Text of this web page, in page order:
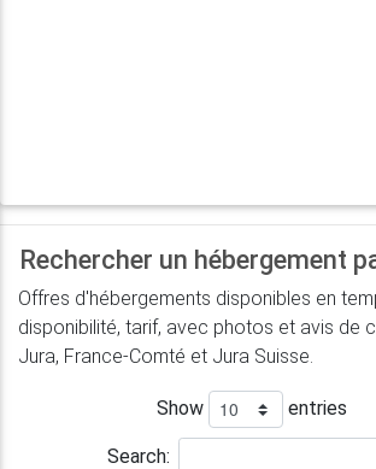
Rechercher un hébergement
Offres d'hébergements disponibles en
disponibilité, tarif, avec photos et avis de
Jura, France-Comté et Jura Suisse.
Show entries
Search: